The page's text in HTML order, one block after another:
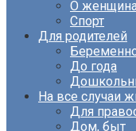
О
Спорт
Для родителей
До года
На все случаи
Для
Дом, быт